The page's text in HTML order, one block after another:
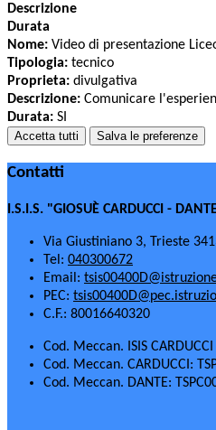
Descrizione
Durata
Nome: Video di presentazione
Tipologia: tecnico
Proprieta: divulgativa
Descrizione: Comunicare
Durata: SI
Accetta tutti Salva le preferenze
Contatti
I.S.I.S. "GIOSUÈ CARDUCCI -
Via Giustiniano 3, Trieste
Tel: 040300672
Email:
PEC:
C.F.: 80016640320
Cod. Meccan. ISIS
Cod. Meccan. CARDUCCI:
Cod. Meccan. DANTE: